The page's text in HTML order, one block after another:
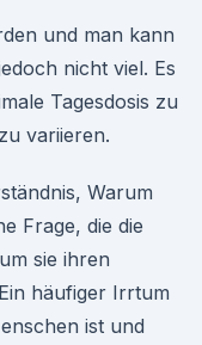
und man kann
nicht viel. Es
Tagesdosis zu
variieren.
Warum
Frage, die die
sie ihren
häufiger Irrtum
ist und